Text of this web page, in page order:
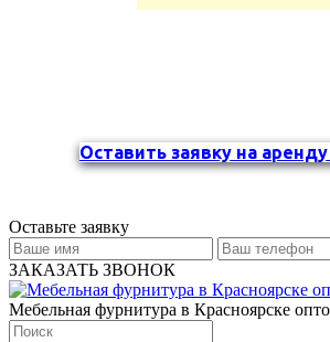
Оставить заявку на аренду
Оставьте заявку
ЗАКАЗАТЬ ЗВОНОК
Мебельная фурнитура в Красноярске